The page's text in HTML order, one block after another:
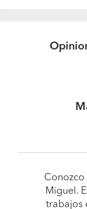
Conozco
Miguel.
trabajos